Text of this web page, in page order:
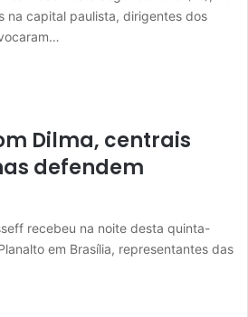
na capital paulista, dirigentes dos
Dilma, centrais
defendem
recebeu na noite desta quinta-
em Brasília, representantes das